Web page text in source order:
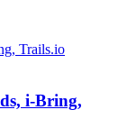
i-Bring,